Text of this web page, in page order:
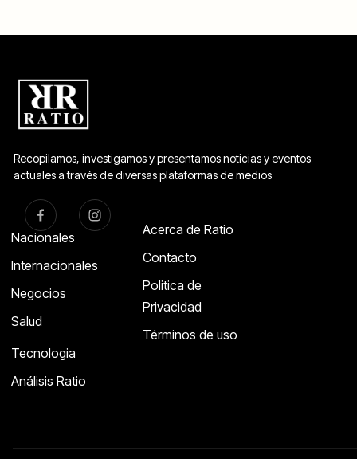
Recopilamos, investigamos y presentamos noticias y eventos
actuales a través de diversas plataformas de medios
Nacionales
Internacionales
Negocios
Salud
Tecnologia
Análisis Ratio
Acerca de Ratio
Contacto
Politica de
Privacidad
Términos de uso